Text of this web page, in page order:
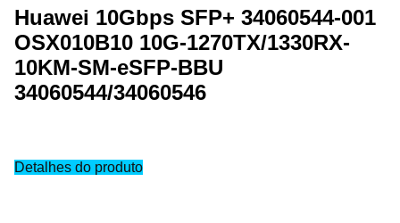
Huawei 10Gbps SFP+ 34060544-001
OSX010B10 10G-1270TX/1330RX-
10KM-SM-eSFP-BBU
34060544/34060546
Detalhes do produto